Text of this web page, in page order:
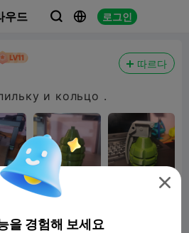
우드   로그인
따르다
и кольцо .

을 경험해 보세요